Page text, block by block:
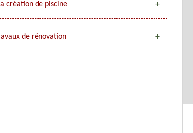
création de piscine
de rénovation